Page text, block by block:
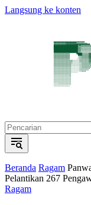
Langsung ke konten
Beranda Ragam
Pelantikan 267
Ragam